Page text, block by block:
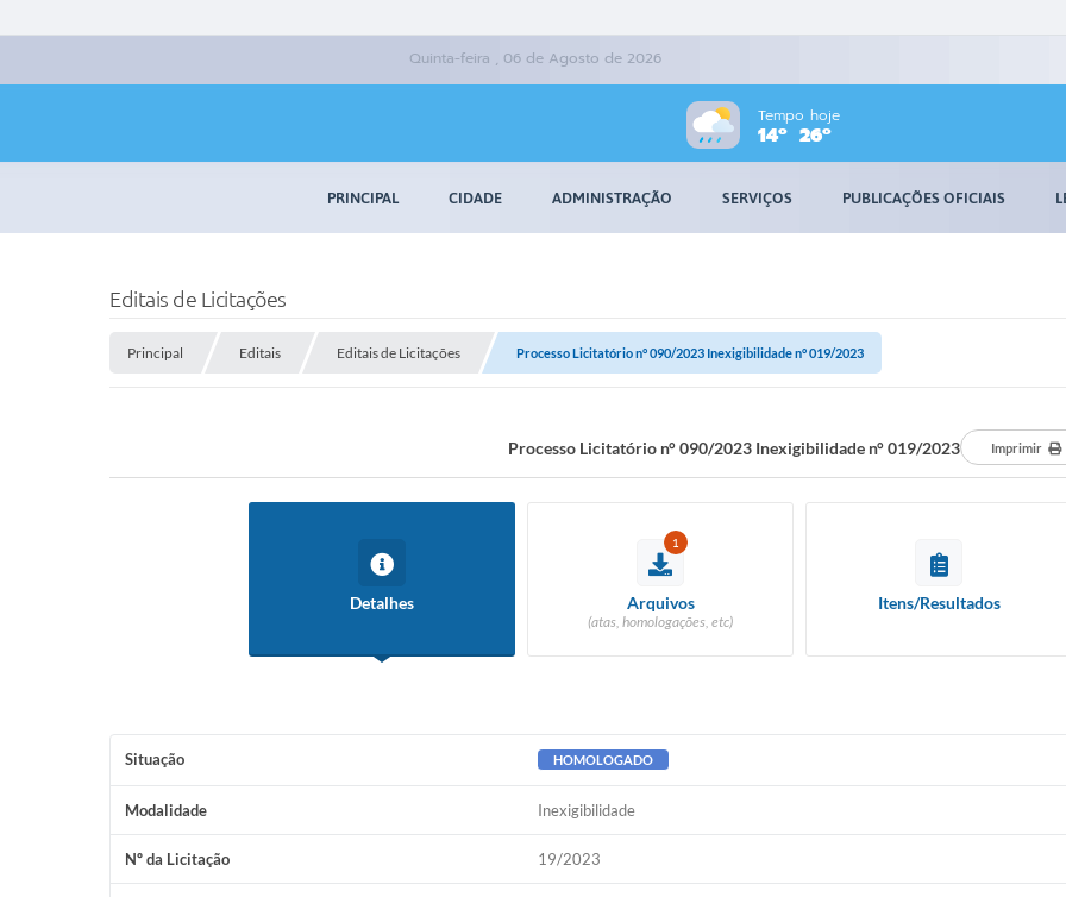
Quinta-feira , 06 de Agosto de 2026
Tempo hoje
14º 26º
PRINCIPAL CIDADE ADMINISTRAÇÃO SERVIÇOS PUBLICAÇÕES OFICIAIS
Editais de Licitações
Principal Editais Editais de Licitações Processo Licitatório n° 090/2023 Inexigibilidade n° 019/2023
Processo Licitatório n° 090/2023 Inexigibilidade n° 019/2023 Imprimir
Detalhes
1
Arquivos
(atas, homologações, etc)
Itens/Resultados
Situação HOMOLOGADO
Modalidade Inexigibilidade
Nº da Licitação 19/2023